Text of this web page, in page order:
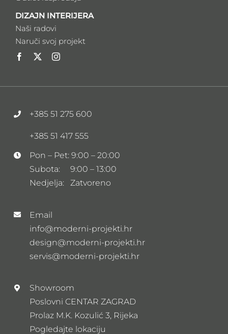
DIZAJN INTERIJERA
Naši radovi
Naruči svoj projekt
+385 51 275 600
+385 51 417 555
Pon – Pet: 9:00 – 20:00
Subota: 9:00 – 13:00
Nedjelja: Zatvoreno
Email
info@moderni-projekti.hr
design@moderni-projekti.hr
servis@moderni-projekti.hr
Showroom
Poslovni CENTAR ZAGRAD
Prolaz M.K. Kozulić 3, Rijeka
Pogledajte lokaciju